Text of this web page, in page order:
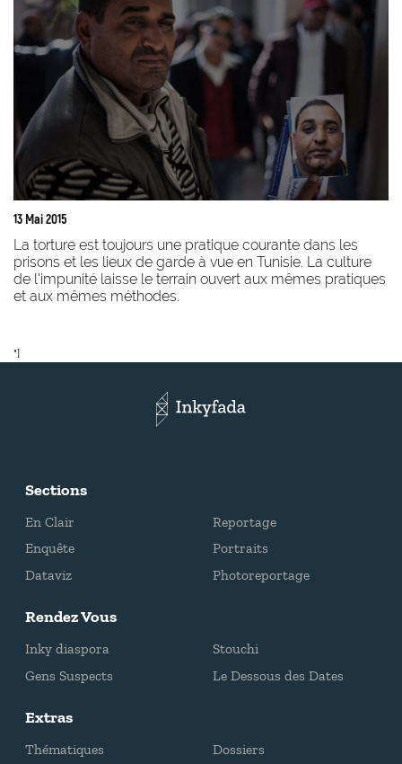
13 Mai 2015
La torture est toujours une pratique courante dans les
prisons et les lieux de garde à vue en Tunisie. La culture
de l'impunité laisse le terrain ouvert aux mêmes pratiques
et aux mêmes méthodes.
"]
Sections
En Clair
Reportage
Enquête
Portraits
Dataviz
Photoreportage
Rendez Vous
Inky diaspora
Stouchi
Gens Suspects
Le Dessous des Dates
Extras
Thématiques Dossiers